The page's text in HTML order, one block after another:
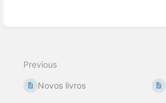
Previous
Novos livros